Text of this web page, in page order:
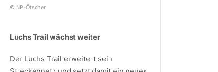
© NP-Ötscher
Luchs Trail wächst weiter
Der Luchs Trail erweitert sein